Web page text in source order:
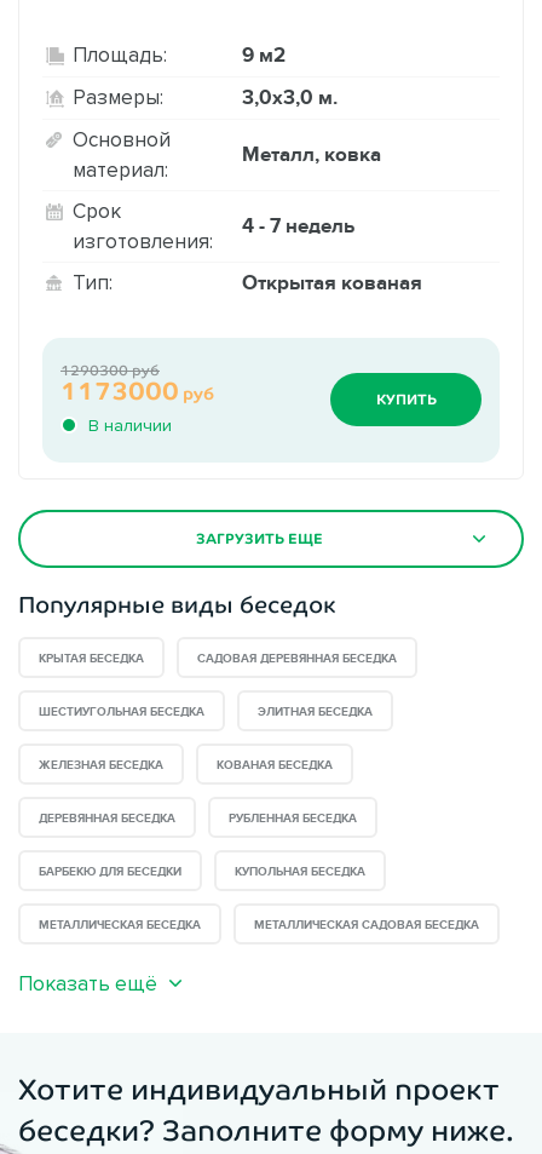
Площадь: 9 м2
Размеры: 3,0х3,0 м.
Основной
материал:
Металл, ковка
Срок
изготовления:
4 - 7 недель
Тип: Открытая кованая
В наличии
1173000 руб
1290300 руб
КУПИТЬ
ЗАГРУЗИТЬ ЕЩЕ
Популярные виды беседок
КРЫТАЯ БЕСЕДКА САДОВАЯ ДЕРЕВЯННАЯ БЕСЕДКА
ШЕСТИУГОЛЬНАЯ БЕСЕДКА ЭЛИТНАЯ БЕСЕДКА
ЖЕЛЕЗНАЯ БЕСЕДКА КОВАНАЯ БЕСЕДКА
ДЕРЕВЯННАЯ БЕСЕДКА РУБЛЕННАЯ БЕСЕДКА
БАРБЕКЮ ДЛЯ БЕСЕДКИ КУПОЛЬНАЯ БЕСЕДКА
МЕТАЛЛИЧЕСКАЯ БЕСЕДКА МЕТАЛЛИЧЕСКАЯ САДОВАЯ БЕСЕДКА
Показать ещё
Хотите индивидуальный проект
беседки? Заполните форму ниже.